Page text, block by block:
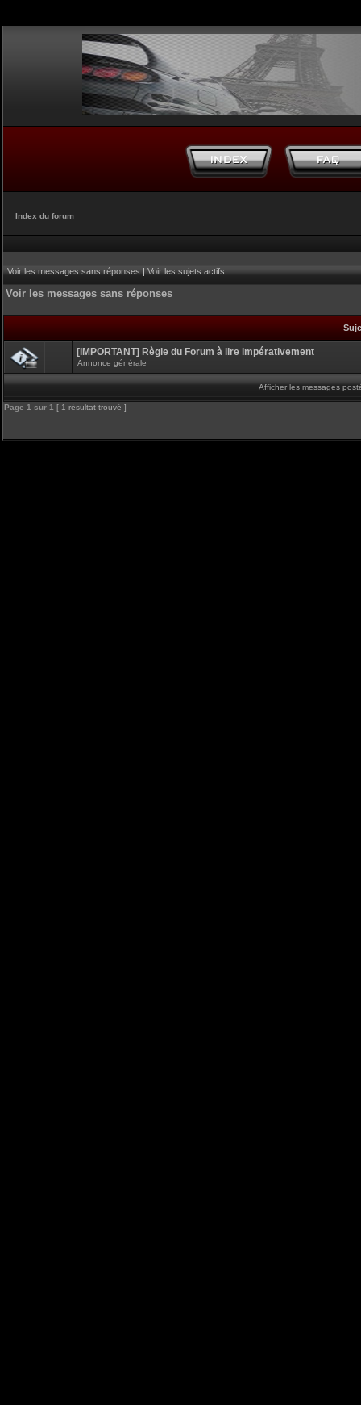
Index du forum
Voir les messages sans réponses|Voir les sujets actifs
Voir les messages sans réponses
[IMPORTANT] Règle du Forum à lire impérativement
Annonce générale
Afficher les messages
Page 1 sur 1 [ 1 résultat trouvé ]